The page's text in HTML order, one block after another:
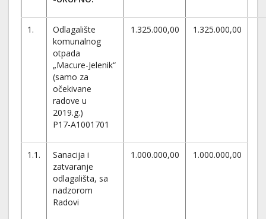
1.
Odlagalište
komunalnog
otpada
„Macure-Jelenik“
(samo za
očekivane
radove u
2019.g.)
P17-A1001701
1.325.000,00 1.325.000,00
1.1.
Sanacija i
zatvaranje
odlagališta, sa
nadzorom
Radovi
1.000.000,00 1.000.000,00